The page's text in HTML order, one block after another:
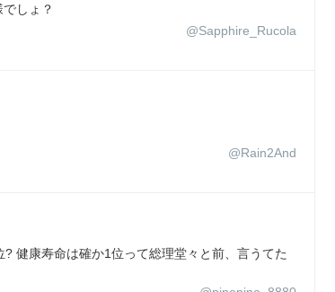
しょ？
@Sapphire_Rucola
@Rain2And
健康寿命は確か1位って総理堂々と前、言うてた